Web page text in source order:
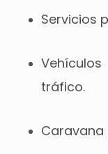
Servicios
tráfico.
Caravana